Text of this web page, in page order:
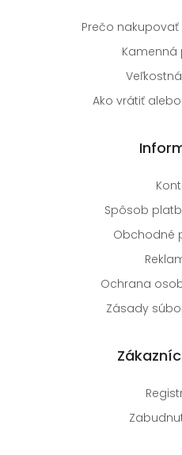
Prečo nakupovať
Kamenná
Ako vrátiť
Spôsob
Obchodné
Ochrana
Zásady